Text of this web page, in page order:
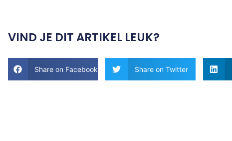
VIND JE DIT ARTIKEL LEUK?
Share on Facebook Share on Twitter